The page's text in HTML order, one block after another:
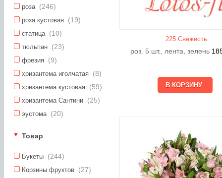
роза (246)
роза кустовая (19)
статица (10)
тюльпан (23)
фрезия (9)
хризантема иголчатая (8)
хризантема кустовая (59)
хризантема Сантини (25)
эустома (20)
Товар
Букеты (244)
Корзины фруктов (27)
225 Свежесть
роз. 5 шт., лента, зелень